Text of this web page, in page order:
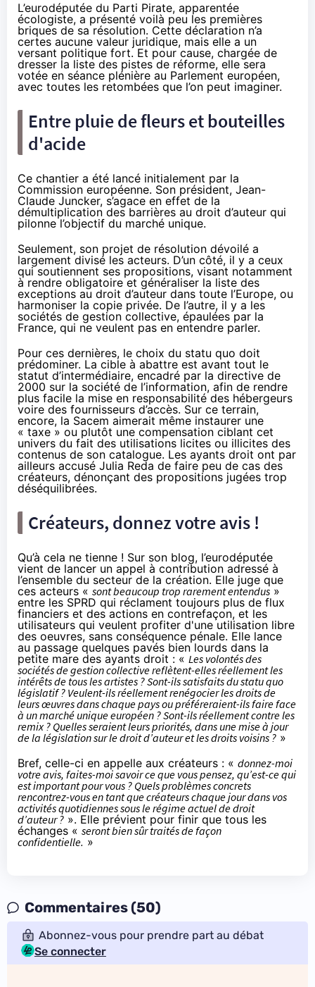
L’eurodéputée du Parti Pirate, apparentée
écologiste, a présenté voilà peu les premières
briques de sa résolution. Cette déclaration n’a
certes aucune valeur juridique, mais elle a un
versant politique fort. Et pour cause, chargée de
dresser la liste des pistes de réforme, elle sera
votée en séance plénière au Parlement européen,
avec toutes les retombées que l’on peut imaginer.
Entre pluie de fleurs et bouteilles
d'acide
Ce chantier a été lancé initialement par la
Commission européenne. Son président, Jean-
Claude Juncker, s’agace en effet de la
démultiplication des barrières au droit d’auteur qui
pilonne l’objectif du marché unique.
Seulement, son projet de résolution dévoilé a
largement divisé les acteurs. D’un côté, il y a ceux
qui soutiennent ses propositions, visant notamment
à rendre obligatoire et généraliser la liste des
exceptions au droit d’auteur dans toute l’Europe, ou
harmoniser la copie privée. De l’autre, il y a les
sociétés de gestion collective, épaulées par la
France, qui ne veulent pas en entendre parler.
Pour ces dernières, le choix du statu quo doit
prédominer. La cible à abattre est avant tout le
statut d’intermédiaire, encadré par la directive de
2000 sur la société de l’information, afin de rendre
plus facile la mise en responsabilité des hébergeurs
voire des fournisseurs d’accès. Sur ce terrain,
encore, la Sacem aimerait même instaurer une
« taxe » ou plutôt une compensation ciblant cet
univers du fait des utilisations licites ou illicites des
contenus de son catalogue. Les ayants droit ont par
ailleurs accusé Julia Reda de faire peu de cas des
créateurs, dénonçant des propositions jugées trop
déséquilibrées.
Créateurs, donnez votre avis !
Qu’à cela ne tienne ! Sur son blog, l’eurodéputée
vient de lancer un appel à contribution adressé à
l’ensemble du secteur de la création. Elle juge que
ces acteurs « sont beaucoup trop rarement entendus »
entre les SPRD qui réclament toujours plus de flux
financiers et des actions en contrefaçon, et les
utilisateurs qui veulent profiter d'une utilisation libre
des oeuvres, sans conséquence pénale. Elle lance
au passage quelques pavés bien lourds dans la
petite mare des ayants droit : « Les volontés des
sociétés de gestion collective reflètent-elles réellement les
intérêts de tous les artistes ? Sont-ils satisfaits du statu quo
législatif ? Veulent-ils réellement renégocier les droits de
leurs œuvres dans chaque pays ou préféreraient-ils faire face
à un marché unique européen ? Sont-ils réellement contre les
remix ? Quelles seraient leurs priorités, dans une mise à jour
de la législation sur le droit d’auteur et les droits voisins ? »
Bref, celle-ci en appelle aux créateurs : « donnez-moi
votre avis, faites-moi savoir ce que vous pensez, qu’est-ce qui
est important pour vous ? Quels problèmes concrets
rencontrez-vous en tant que créateurs chaque jour dans vos
activités quotidiennes sous le régime actuel de droit
d’auteur ? ». Elle prévient pour finir que tous les
échanges « seront bien sûr traités de façon
confidentielle. »
Commentaires (50)
Abonnez-vous pour prendre part au débat
Se connecter